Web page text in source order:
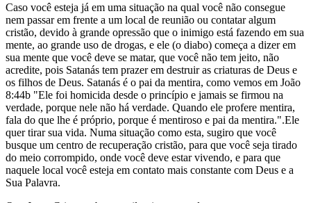
Caso você esteja já em uma situação na qual você não consegue
nem passar em frente a um local de reunião ou contatar algum
cristão, devido à grande opressão que o inimigo está fazendo em sua
mente, ao grande uso de drogas, e ele (o diabo) começa a dizer em
sua mente que você deve se matar, que você não tem jeito, não
acredite, pois Satanás tem prazer em destruir as criaturas de Deus e
os filhos de Deus. Satanás é o pai da mentira, como vemos em João
8:44b "Ele foi homicida desde o princípio e jamais se firmou na
verdade, porque nele não há verdade. Quando ele profere mentira,
fala do que lhe é próprio, porque é mentiroso e pai da mentira.".Ele
quer tirar sua vida. Numa situação como esta, sugiro que você
busque um centro de recuperação cristão, para que você seja tirado
do meio corrompido, onde você deve estar vivendo, e para que
naquele local você esteja em contato mais constante com Deus e a
Sua Palavra.